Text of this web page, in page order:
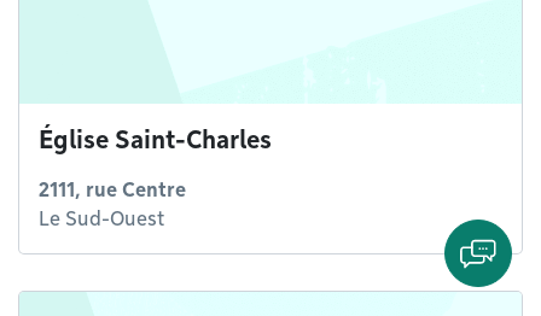
Église Saint-Charles
2111, rue Centre
Le Sud-Ouest